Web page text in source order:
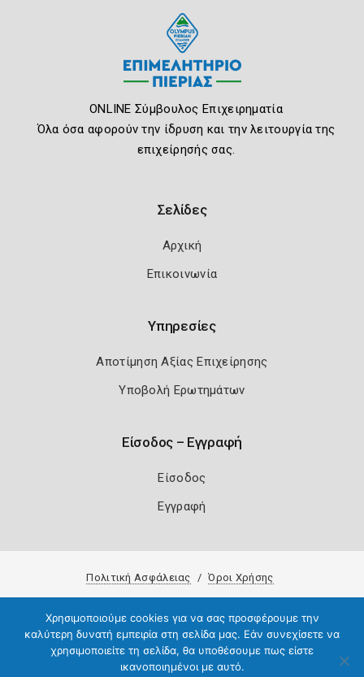
ONLINE Σύμβουλος Επιχειρηματία
Όλα όσα αφορούν την ίδρυση και την λειτουργία της
επιχείρησής σας.
Σελίδες
Αρχική
Επικοινωνία
Υπηρεσίες
Αποτίμηση Αξίας Επιχείρησης
Υποβολή Ερωτημάτων
Είσοδος – Εγγραφή
Είσοδος
Εγγραφή
Πολιτική Ασφάλειας Όροι Χρήσης
Χρησιμοποιούμε cookies για να σας προσφέρουμε την
καλύτερη δυνατή εμπειρία στη σελίδα μας. Εάν συνεχίσετε να
χρησιμοποιείτε τη σελίδα, θα υποθέσουμε πως είστε
ικανοποιημένοι με αυτό.